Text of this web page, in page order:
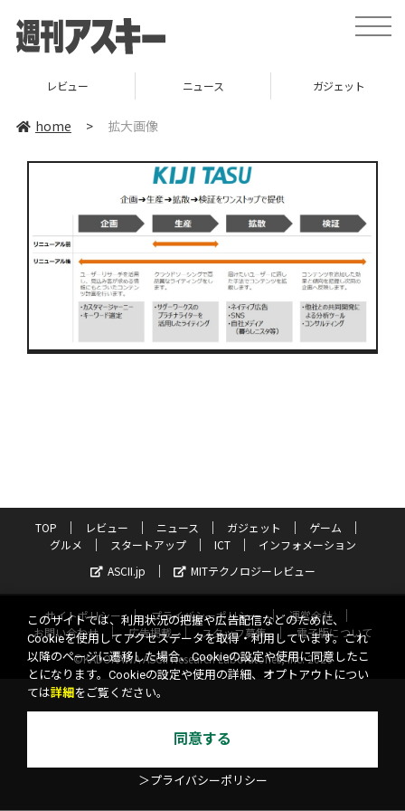
toggle
レビュー ニュース ガジェット
home > 拡大画像
TOP レビュー ニュース ガジェット
ゲーム
グルメ
スタートアップ ICT
インフォメーション
ASCII.jp
MITテクノロジーレビュー
サイトポリシー プライバシーポリシー
運営会社
お問い合わせ
広告掲載 スタッフ募集
電子版について
©KADOKAWA ASCII Research Laboratories, Inc. 2026
このサイトでは、利用状況の把握や広告配信などのために、
Cookieを使用してアクセスデータを取得・利用しています。これ
以降のページに遷移した場合、Cookieの設定や使用に同意したこ
とになります。Cookieの設定や使用の詳細、オプトアウトについ
ては詳細 をご覧ください。
同意する
＞プライバシーポリシー